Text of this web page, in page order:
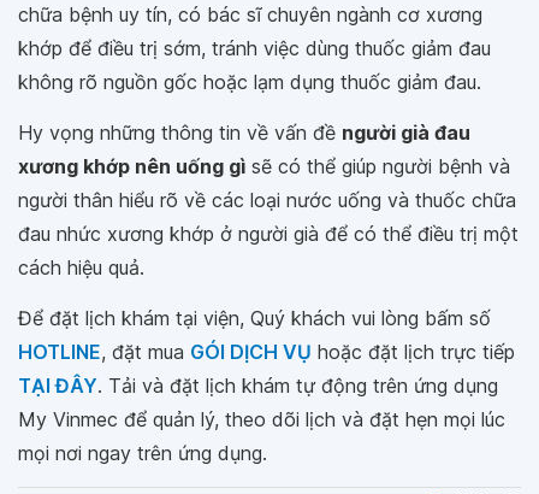
chữa bệnh uy tín, có bác sĩ chuyên ngành cơ xương
khớp để điều trị sớm, tránh việc dùng thuốc giảm đau
không rõ nguồn gốc hoặc lạm dụng thuốc giảm đau.
Hy vọng những thông tin về vấn đề người già đau
xương khớp nên uống gì sẽ có thể giúp người bệnh và
người thân hiểu rõ về các loại nước uống và thuốc chữa
đau nhức xương khớp ở người già để có thể điều trị một
cách hiệu quả.
Để đặt lịch khám tại viện, Quý khách vui lòng bấm số
HOTLINE, đặt mua GÓI DỊCH VỤ hoặc đặt lịch trực tiếp
TẠI ĐÂY. Tải và đặt lịch khám tự động trên ứng dụng
My Vinmec để quản lý, theo dõi lịch và đặt hẹn mọi lúc
mọi nơi ngay trên ứng dụng.